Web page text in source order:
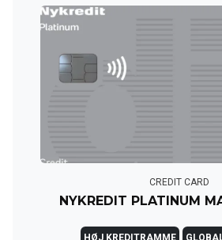
CREDIT CARD
NYKREDIT PLATINUM
HØJ KREDITRAMME